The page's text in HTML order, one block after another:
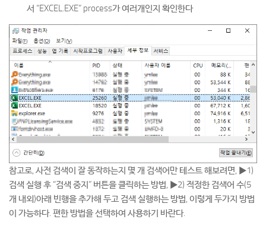
서 “EXCEL.EXE” process가 여러개인지 확인한다
참고로, 사전 검색이 잘 동작하는지 몇 개 검색어만 테스트 해보려면, ▶1)
검색 실행 후 “검색 중지” 버튼을 클릭하는 방법, ▶2) 적정한 검색어 수(5
개 내외)아래 빈행을 추가해 두고 검색 실행하는 방법, 이렇게 두가지 방법
이 가능하다. 편한 방법을 선택하여 사용하기 바란다.